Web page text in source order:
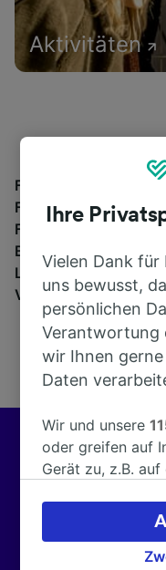
Aktivitäten
Finden Sie hier
Fahrpläne und
Furtei. Trainline
Bahn- und
Ländern an. Finden
Verbindung ab Furtei.
Besser
Wir helfen
172.000
Ihre
Vielen Dank für
uns bewusst,
persönlichen
Verantwortung
wir Ihnen
Daten
Wir und unsere
oder greifen auf
Gerät zu, z.B.
verarbeiten. Sie
akzeptieren oder
Ihres